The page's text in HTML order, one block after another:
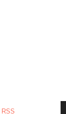
RSS